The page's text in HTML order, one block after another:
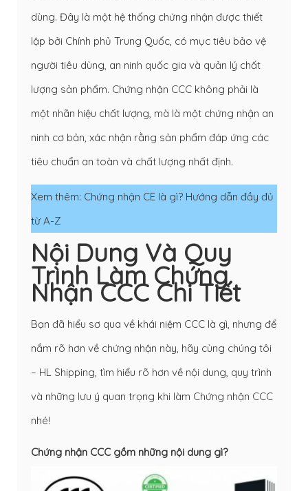
dùng. Đây là một hệ thống chứng nhận được thiết
lập bởi Chính phủ Trung Quốc, có mục tiêu bảo vệ
người tiêu dùng, an ninh quốc gia và quản lý chất
lượng sản phẩm. Chứng nhận CCC không phải là
một nhãn hiệu chất lượng, mà là một chứng nhận an
ninh cơ bản, xác nhận rằng sản phẩm đáp ứng các
tiêu chuẩn an toàn và chất lượng nhất định.
Xem thêm: Chứng nhận CE là gì? Hướng dẫn đầy đủ
từ A-Z
Nội Dung Và Quy
Trình Làm Chứng
Nhận CCC Chi Tiết
Bạn đã hiểu sơ qua về khái niệm CCC là gì, nhưng để
nắm rõ hơn về chứng nhận này, hãy cùng chúng tôi
– HL Shipping, tìm hiểu rõ hơn về nội dung, quy trình
và những lưu ý quan trọng khi làm Chứng nhận CCC
nhé!
Chứng nhận CCC gồm những nội dung gì?